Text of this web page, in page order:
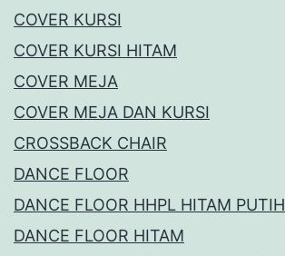
COVER KURSI
COVER KURSI HITAM
COVER MEJA
COVER MEJA DAN KURSI
CROSSBACK CHAIR
DANCE FLOOR
DANCE FLOOR HHPL HITAM PUTIH
DANCE FLOOR HITAM